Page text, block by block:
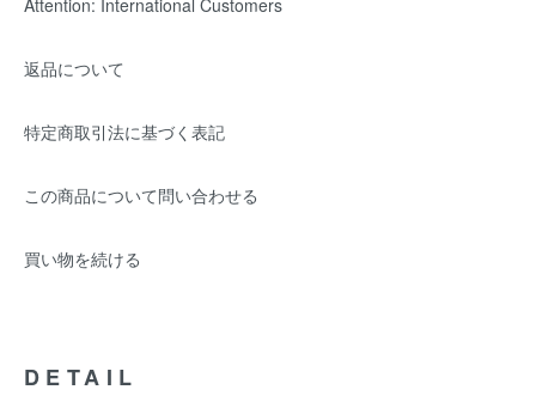
Attention: International Customers
返品について
特定商取引法に基づく表記
この商品について問い合わせる
買い物を続ける
DETAIL